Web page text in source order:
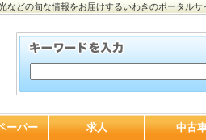
などの旬な情報をお届けするいわきのポータルサ
ーパー 求人 中古